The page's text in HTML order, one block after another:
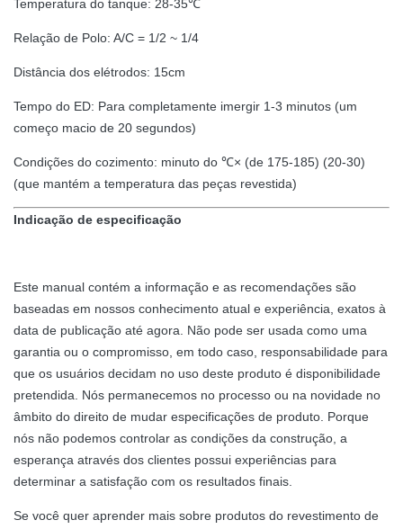
Temperatura do tanque: 28-35℃
Relação de Polo: A/C = 1/2 ~ 1/4
Distância dos elétrodos: 15cm
Tempo do ED: Para completamente imergir 1-3 minutos (um
começo macio de 20 segundos)
Condições do cozimento: minuto do ℃× (de 175-185) (20-30)
(que mantém a temperatura das peças revestida)
Indicação de especificação
Este manual contém a informação e as recomendações são
baseadas em nossos conhecimento atual e experiência, exatos à
data de publicação até agora. Não pode ser usada como uma
garantia ou o compromisso, em todo caso, responsabilidade para
que os usuários decidam no uso deste produto é disponibilidade
pretendida. Nós permanecemos no processo ou na novidade no
âmbito do direito de mudar especificações de produto. Porque
nós não podemos controlar as condições da construção, a
esperança através dos clientes possui experiências para
determinar a satisfação com os resultados finais.
Se você quer aprender mais sobre produtos do revestimento de